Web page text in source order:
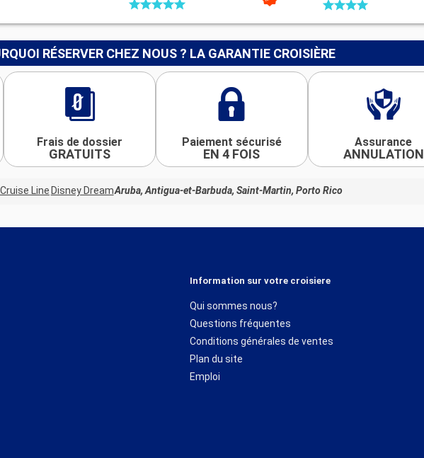
RÉSERVER CHEZ NOUS ? LA GARANTIE CROISIÈRE
Frais de dossier
GRATUITS
Paiement sécurisé
EN 4 FOIS
Assurance
ANNULATION
Line Disney DreamAruba, Antigua-et-Barbuda, Saint-Martin, Porto Rico
Information sur votre croisiere
Qui sommes nous?
Questions fréquentes
Conditions générales de ventes
Plan du site
Emploi